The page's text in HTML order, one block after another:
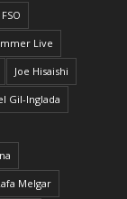
FSO
Live
Joe Hisaishi
Gil-Inglada
Melgar